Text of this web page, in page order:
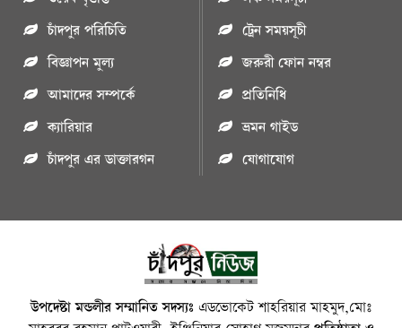
চাঁদপুর পরিচিতি
বিজ্ঞাপন মুল্য
আমাদের সম্পর্কে
ক্যারিয়ার
চাঁদপুর এর ডাক্তারগন
ট্রেন সময়সূচী
জরুরী ফোন নম্বর
প্রতিনিধি
ভ্রমন গাইড
যোগাযোগ
উপদেষ্টা মন্ডলীর সম্মানিত সদস্যঃ এডভোকেট শাহরিয়ার মাহমুদ,মোঃ